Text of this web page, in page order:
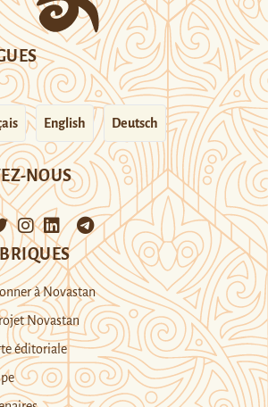
English Deutsch
NOUS
à Novastan
Novastan
éditoriale